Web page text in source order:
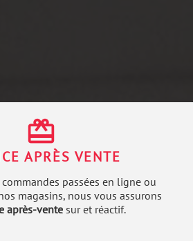
redeem
APRÈS VENTE
passées en ligne ou
magasins, nous vous assurons
après-ventesur et réactif.